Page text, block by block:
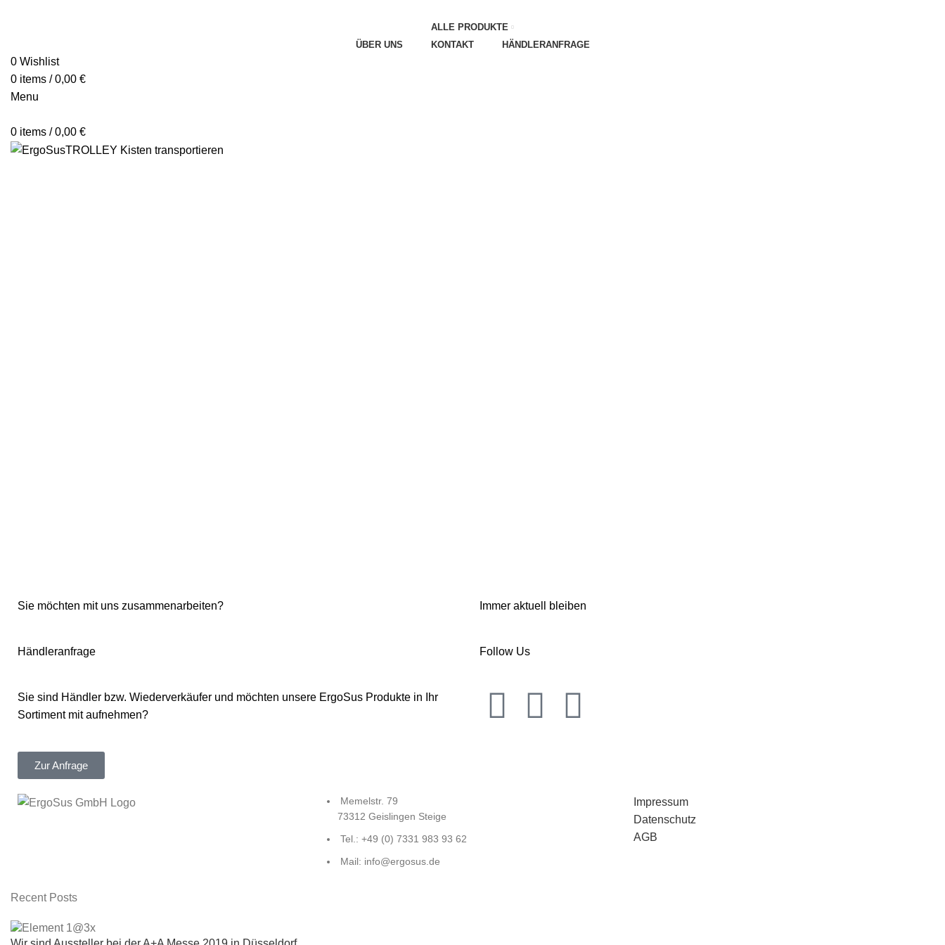
ALLE PRODUKTE
ÜBER UNS
KONTAKT HÄNDLERANFRAGE
0 Wishlist
0 items / 0,00 €
Menu
0 items / 0,00 €
Sie möchten mit uns zusammenarbeiten?
Händleranfrage
Sie sind Händler bzw. Wiederverkäufer und möchten unsere ErgoSus Produkte in Ihr
Sortiment mit aufnehmen?
Zur Anfrage
Immer aktuell bleiben
Follow Us
Memelstr. 79
73312 Geislingen Steige
Tel.: +49 (0) 7331 983 93 62
Mail: info@ergosus.de
Impressum
Datenschutz
AGB
Recent Posts